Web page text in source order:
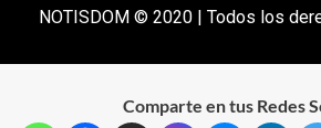
NOTISDOM © 2020 | Todos los
Comparte en tus Redes